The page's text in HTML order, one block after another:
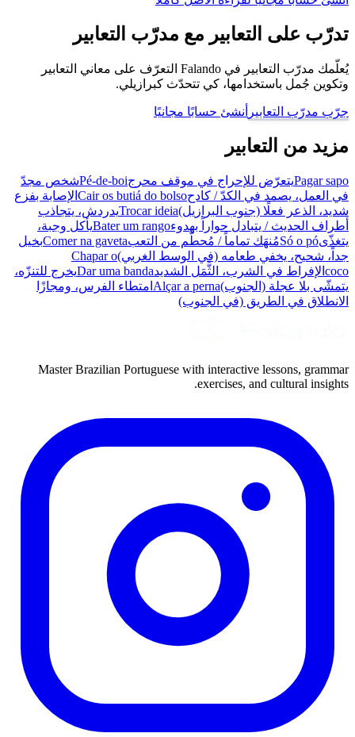
تدرّب على التعابير مع مدرّب التعابير
يُعلّمك مدرّب التعابير في Falando التعرّف على معاني التعابير
وتكوين جُمل باستخدامها، كي تتحدّث كبرازيلي.
جرّب مدرّب التعابير أنشئ حسابًا مجانيًا
مزيد من التعابير
Pagar sapoيتعرّض للإحراج في موقف محرجPé-de-boiشخص مجدّ
في العمل، يصمد في الكدّ / كادحCair os butiá do bolso الإصابة بفزع
شديد، الذعر فعلًا (جنوب البرازيل)Trocar ideiaيدردش، يتجاذب
أطراف الحديث / يتبادل حواراً بهدوءBater um rangoيأكل وجبة،
يتغذّىSó o póمُنهَك تماماً / مُحطَّم من التعبComer na gavetaبخيل
جداً، شحيح، يخفي طعامه (في الوسط الغربي)Chapar o
coco الإفراط في الشرب، الثَّمَل الشديدDar uma bandaيخرج للتنزّه،
يتمشّى بلا عجلة (الجنوب)Alçar a perna امتطاء الفرس، ومجازًا
الانطلاق في الطريق (في الجنوب)
Master Brazilian Portuguese with interactive lessons, grammar
exercises, and cultural insights.